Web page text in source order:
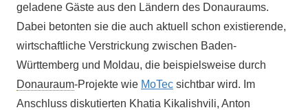
geladene Gäste aus den Ländern des Donauraums.
Dabei betonten sie die auch aktuell schon existierende,
wirtschaftliche Verstrickung zwischen Baden-
Württemberg und Moldau, die beispielsweise durch
Donauraum-Projekte wie MoTec sichtbar wird. Im
Anschluss diskutierten Khatia Kikalishvili, Anton